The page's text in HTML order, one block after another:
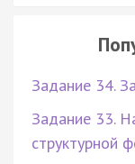
Задание 34.
Задание 33.
структурной